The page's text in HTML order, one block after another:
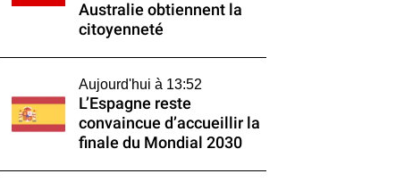
Australie obtiennent la
citoyenneté
Aujourd'hui à 13:52
L’Espagne reste
convaincue d’accueillir la
finale du Mondial 2030